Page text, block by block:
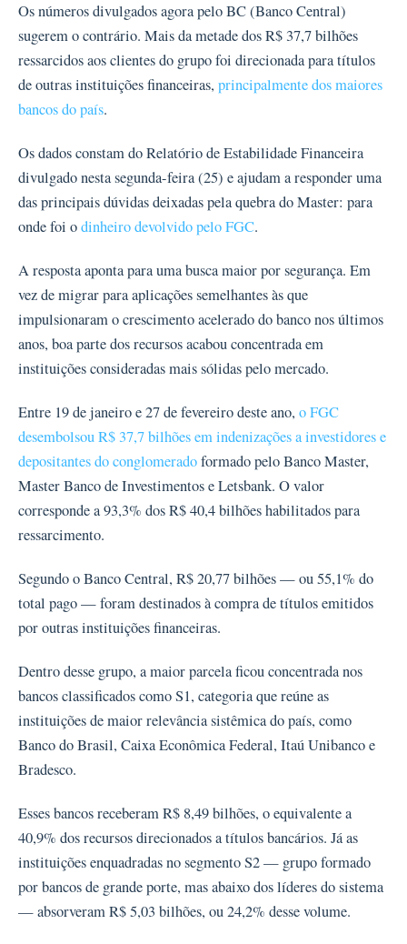
Os números divulgados agora pelo BC (Banco Central)
sugerem o contrário. Mais da metade dos R$ 37,7 bilhões
ressarcidos aos clientes do grupo foi direcionada para títulos
de outras instituições financeiras, principalmente dos maiores
bancos do país.
Os dados constam do Relatório de Estabilidade Financeira
divulgado nesta segunda-feira (25) e ajudam a responder uma
das principais dúvidas deixadas pela quebra do Master: para
onde foi odinheiro devolvido pelo FGC.
A resposta aponta para uma busca maior por segurança. Em
vez de migrar para aplicações semelhantes às que
impulsionaram o crescimento acelerado do banco nos últimos
anos, boa parte dos recursos acabou concentrada em
instituições consideradas mais sólidas pelo mercado.
Entre 19 de janeiro e 27 de fevereiro deste ano, o FGC
desembolsou R$ 37,7 bilhões em indenizações a investidores e
depositantes do conglomeradoformado pelo Banco Master,
Master Banco de Investimentos e Letsbank. O valor
corresponde a 93,3% dos R$ 40,4 bilhões habilitados para
ressarcimento.
Segundo o Banco Central, R$ 20,77 bilhões — ou 55,1% do
total pago — foram destinados à compra de títulos emitidos
por outras instituições financeiras.
Dentro desse grupo, a maior parcela ficou concentrada nos
bancos classificados como S1, categoria que reúne as
instituições de maior relevância sistêmica do país, como
Banco do Brasil, Caixa Econômica Federal, Itaú Unibanco e
Bradesco.
Esses bancos receberam R$ 8,49 bilhões, o equivalente a
40,9% dos recursos direcionados a títulos bancários. Já as
instituições enquadradas no segmento S2 — grupo formado
por bancos de grande porte, mas abaixo dos líderes do sistema
— absorveram R$ 5,03 bilhões, ou 24,2% desse volume.